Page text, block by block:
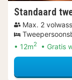
Standaard
Max. 2
12m2 Gratis